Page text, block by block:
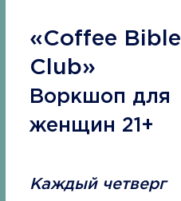
«Coffee Bible
Сlub»
Воркшоп для
женщин 21+
Каждый четверг